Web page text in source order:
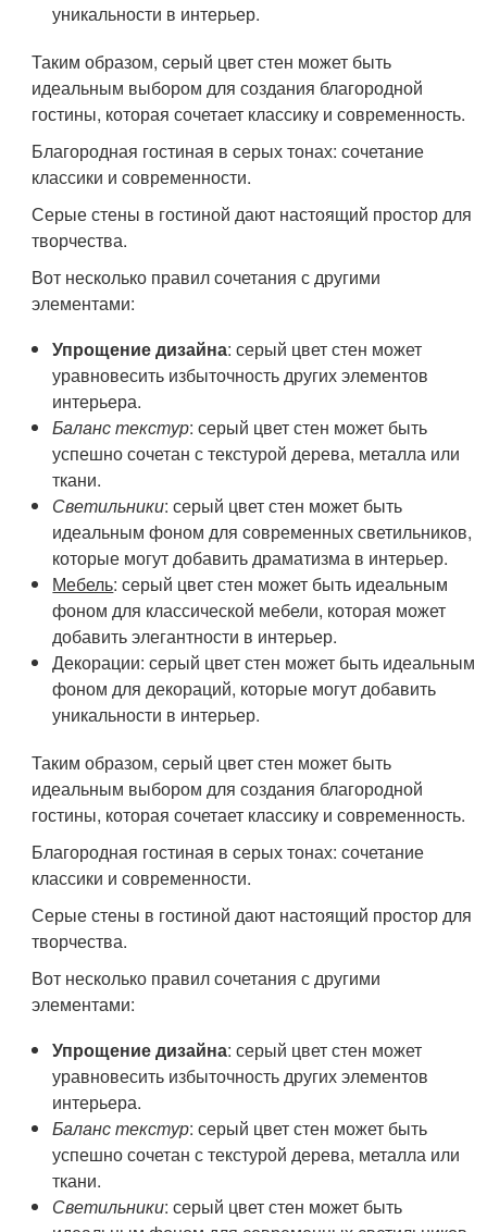
уникальности в интерьер.
Таким образом, серый цвет стен может быть
идеальным выбором для создания благородной
гостины, которая сочетает классику и современность.
Благородная гостиная в серых тонах: сочетание
классики и современности.
Серые стены в гостиной дают настоящий простор для
творчества.
Вот несколько правил сочетания с другими
элементами:
Упрощение дизайна: серый цвет стен может
уравновесить избыточность других элементов
интерьера.
Баланс текстур: серый цвет стен может быть
успешно сочетан с текстурой дерева, металла или
ткани.
Светильники: серый цвет стен может быть
идеальным фоном для современных светильников,
которые могут добавить драматизма в интерьер.
Мебель: серый цвет стен может быть идеальным
фоном для классической мебели, которая может
добавить элегантности в интерьер.
Декорации: серый цвет стен может быть идеальным
фоном для декораций, которые могут добавить
уникальности в интерьер.
Таким образом, серый цвет стен может быть
идеальным выбором для создания благородной
гостины, которая сочетает классику и современность.
Благородная гостиная в серых тонах: сочетание
классики и современности.
Серые стены в гостиной дают настоящий простор для
творчества.
Вот несколько правил сочетания с другими
элементами:
Упрощение дизайна: серый цвет стен может
уравновесить избыточность других элементов
интерьера.
Баланс текстур: серый цвет стен может быть
успешно сочетан с текстурой дерева, металла или
ткани.
Светильники: серый цвет стен может быть